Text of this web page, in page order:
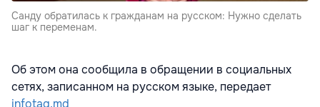
Санду обратилась к гражданам на русском: Нужно сделать
шаг к переменам.
Об этом она сообщила в обращении в социальных
сетях, записанном на русском языке, передает
infotag.md